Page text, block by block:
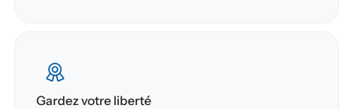
Gardez votre liberté